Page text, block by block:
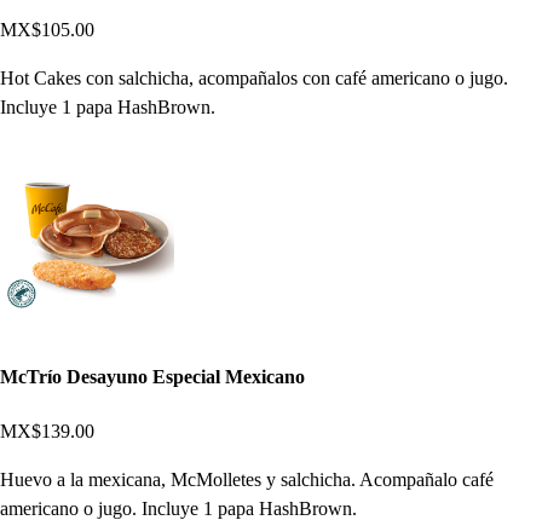
MX$105.00
Hot Cakes con salchicha, acompañalos con café americano o jugo.
Incluye 1 papa HashBrown.
McTrío Desayuno Especial Mexicano
MX$139.00
Huevo a la mexicana, McMolletes y salchicha. Acompañalo café
americano o jugo. Incluye 1 papa HashBrown.